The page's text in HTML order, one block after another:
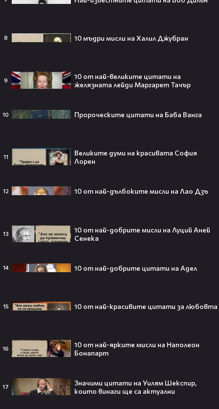
8 10 мъдри мисли на Халил Джубран
9
10 от най-великите цитати на
желязната лейди Маргарет Тачър
10 Пророческите цитати на Баба Ванга
11
Великите думи на красивата София
Лорен
12 10 от най-дълбоките мисли на Лао Дзъ
13
10 от най-добрите мисли на Луций Аней
Сенека
14 10 от най-добрите цитати на Адел
15 10 от най-красивите цитати за любовта
16
10 от най-ярките мисли на Наполеон
Бонапарт
17
Значими цитати на Уилям Шекспир,
които винаги ще са актуални
259
1228 Като две капки вода
Тийнейджър почти спечели над
55 милиарда по-късно: EA вече
Barbie 2 има краен срок до 2026,
който трябва да спази, иначе
След тежка контузия: Дейв
Батиста е новият Кратос!😯💥
взриви кината у нас – ето защо
всички говорят за него👀🎬